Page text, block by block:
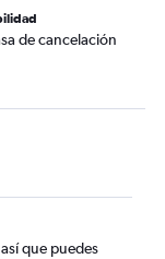
de cancelación
que puedes